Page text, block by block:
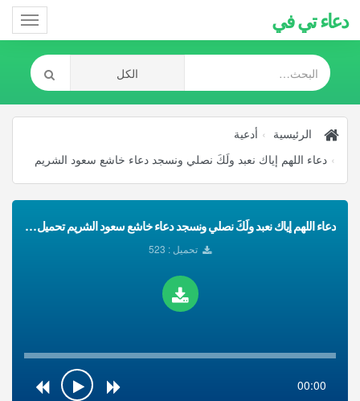
دعاء تي في
الرئيسية
أدعية
دعاء اللهم إياك نعبد ولَكَ نصلي ونسجد دعاء خاشع سعود الشريم
دعاء اللهم إياك نعبد ولَكَ نصلي ونسجد دعاء خاشع سعود الشريم تحميل Mp3
تحميل : 523
00:00